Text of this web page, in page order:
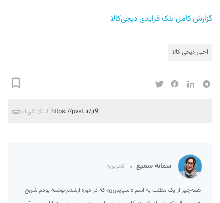
گزارش کامل بلک فرایدی دیجی‌کالا
اخبار دیجی کالا
لینک کوتاه https://pvst.ir/jr9
سمانه سمیع تحریریه
همه‌چیز از یک مطلب به اسم «اسپایدرزن» که در دوره ارشدم نوشته بودم شروع